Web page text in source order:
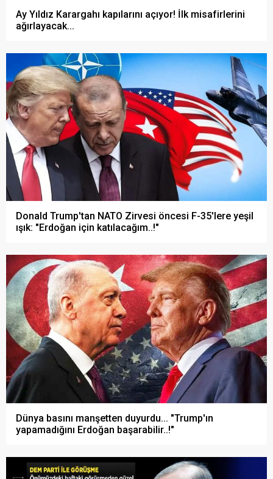
Ay Yıldız Karargahı kapılarını açıyor! İlk misafirlerini
ağırlayacak...
Donald Trump'tan NATO Zirvesi öncesi F-35'lere yeşil
ışık: "Erdoğan için katılacağım..!"
Dünya basını manşetten duyurdu... "Trump'ın
yapamadığını Erdoğan başarabilir..!"